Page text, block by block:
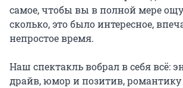
самое, чтобы вы в полной мере
сколько, это было интересное,
непростое время.
Наш спектакль вобрал в себя всё:
драйв, юмор и позитив,